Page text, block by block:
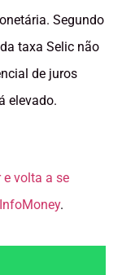
Segundo
taxa Selic não
de juros
elevado.
e volta a se
InfoMoney.